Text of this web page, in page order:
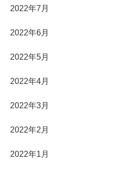
2022年7月
2022年6月
2022年5月
2022年4月
2022年3月
2022年2月
2022年1月